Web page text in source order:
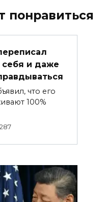
понравиться
себя и даже
что его
100%
287